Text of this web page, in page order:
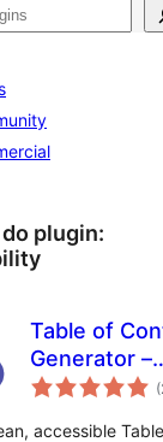
plugin:
Table of
Generator –
SmartTOC
accessible